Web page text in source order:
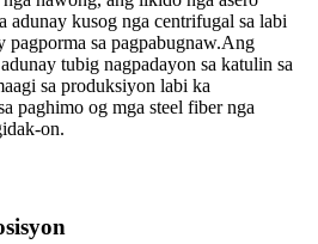
adunay kusog nga centrifugal sa labi
pagporma sa pagpabugnaw.Ang
tubig nagpadayon sa katulin sa
sa produksiyon labi ka
paghimo og mga steel fiber nga
on.